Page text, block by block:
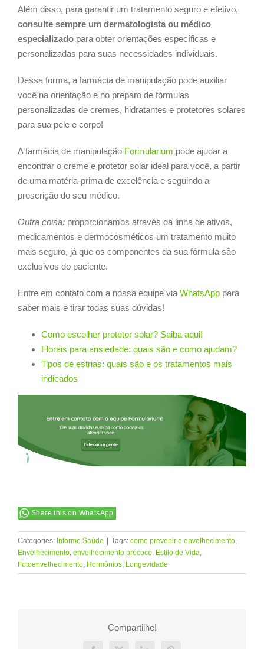
Além disso, para garantir um tratamento seguro e efetivo,
consulte sempre um dermatologista ou médico
especializado para obter orientações específicas e
personalizadas para suas necessidades individuais.
Dessa forma, a farmácia de manipulação pode auxiliar
você na orientação e no preparo de fórmulas
personalizadas de cremes, hidratantes e protetores solares
para sua pele e corpo!
A farmácia de manipulação Formularium pode ajudar a
encontrar o creme e protetor solar ideal para você, a partir
de uma matéria-prima de excelência e seguindo a
prescrição do seu médico.
Outra coisa: proporcionamos através da linha de ativos,
medicamentos e dermocosméticos um tratamento muito
mais seguro, já que os componentes da sua fórmula são
exclusivos do paciente.
Entre em contato com a nossa equipe via WhatsApp para
saber mais e tirar todas suas dúvidas!
Como escolher protetor solar? Saiba aqui!
Florais para ansiedade: quais são e como ajudam?
Tipos de estrias: quais são e os tratamentos mais
indicados
Share this on WhatsApp
Categories: Informe Saúde Tags: como prevenir o envelhecimento,
Envelhecimento, envelhecimento precoce, Estilo de Vida,
Fotoenvelhecimento, Hormônios, Longevidade
Compartilhe!